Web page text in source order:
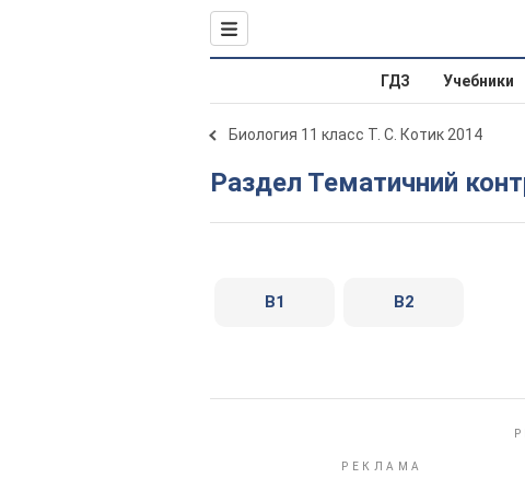
ГДЗ Учебники
Биология 11 класс Т. С. Котик 2014
Раздел Тематичний
В1 В2